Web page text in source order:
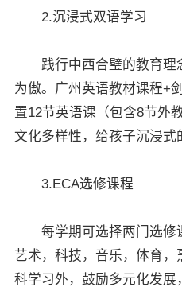
2.沉浸式双语学习
践行中西合璧的教育理
为傲。广州英语教材课程+
置12节英语课（包含8节外
文化多样性，给孩子沉浸式
3.ECA选修课程
每学期可选择两门选修
艺术，科技，音乐，体育
科学习外，鼓励多元化发展